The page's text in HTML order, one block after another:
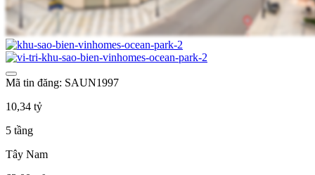
Mã tin đăng: SAUN1997
10,34 tỷ
5 tầng
Tây Nam